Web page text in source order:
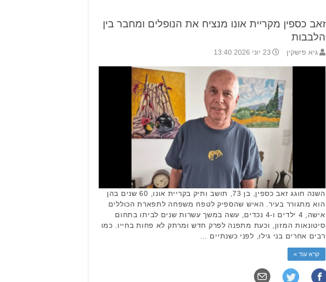
זאב כספין מקריית אונו מנציח את הנופלים ומחבר בין
הלבבות
גיא פישקין 23 יוני 2026 13:40
השנה חוגג זאב כספין, בן 73, תושב ותיק בקריית אונו, 60 שנים בהן
הוא מתגורר בעיר. האיש שהספיק לטפח משפחה לתפארת הכוללים
אישה, 4 ילדים ו-4 נכדים, עשה במשך עשרות שנים לביתו בתחום
סיטונאות המזון, וכעת מתפנה לפרק חדש ומרתק לא פחות בחייו. כמו
רבים אחרים בני גילו, לפני כשנתיים …
קרא עוד »